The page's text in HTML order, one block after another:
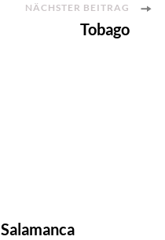
NÄCHSTER BEITRAG
Tobago
Salamanca